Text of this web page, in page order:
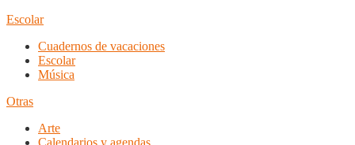
Escolar
Cuadernos de vacaciones
Escolar
Música
Otras
Arte
Calendarios y agendas